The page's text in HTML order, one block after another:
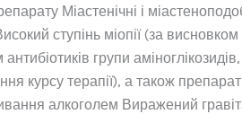
Міастенічні і
ступінь міопії (за
групи
курсу терапії), а також
алкоголем Виражений